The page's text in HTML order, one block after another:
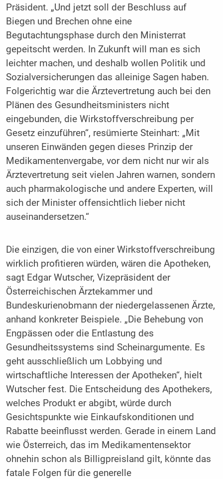
Präsident. „Und jetzt soll der Beschluss auf
Biegen und Brechen ohne eine
Begutachtungsphase durch den Ministerrat
gepeitscht werden. In Zukunft will man es sich
leichter machen, und deshalb wollen Politik und
Sozialversicherungen das alleinige Sagen haben.
Folgerichtig war die Ärztevertretung auch bei den
Plänen des Gesundheitsministers nicht
eingebunden, die Wirkstoffverschreibung per
Gesetz einzuführen“, resümierte Steinhart: „Mit
unseren Einwänden gegen dieses Prinzip der
Medikamentenvergabe, vor dem nicht nur wir als
Ärztevertretung seit vielen Jahren warnen, sondern
auch pharmakologische und andere Experten, will
sich der Minister offensichtlich lieber nicht
auseinandersetzen.“
Die einzigen, die von einer Wirkstoffverschreibung
wirklich profitieren würden, wären die Apotheken,
sagt Edgar Wutscher, Vizepräsident der
Österreichischen Ärztekammer und
Bundeskurienobmann der niedergelassenen Ärzte,
anhand konkreter Beispiele. „Die Behebung von
Engpässen oder die Entlastung des
Gesundheitssystems sind Scheinargumente. Es
geht ausschließlich um Lobbying und
wirtschaftliche Interessen der Apotheken“, hielt
Wutscher fest. Die Entscheidung des Apothekers,
welches Produkt er abgibt, würde durch
Gesichtspunkte wie Einkaufskonditionen und
Rabatte beeinflusst werden. Gerade in einem Land
wie Österreich, das im Medikamentensektor
ohnehin schon als Billigpreisland gilt, könnte das
fatale Folgen für die generelle